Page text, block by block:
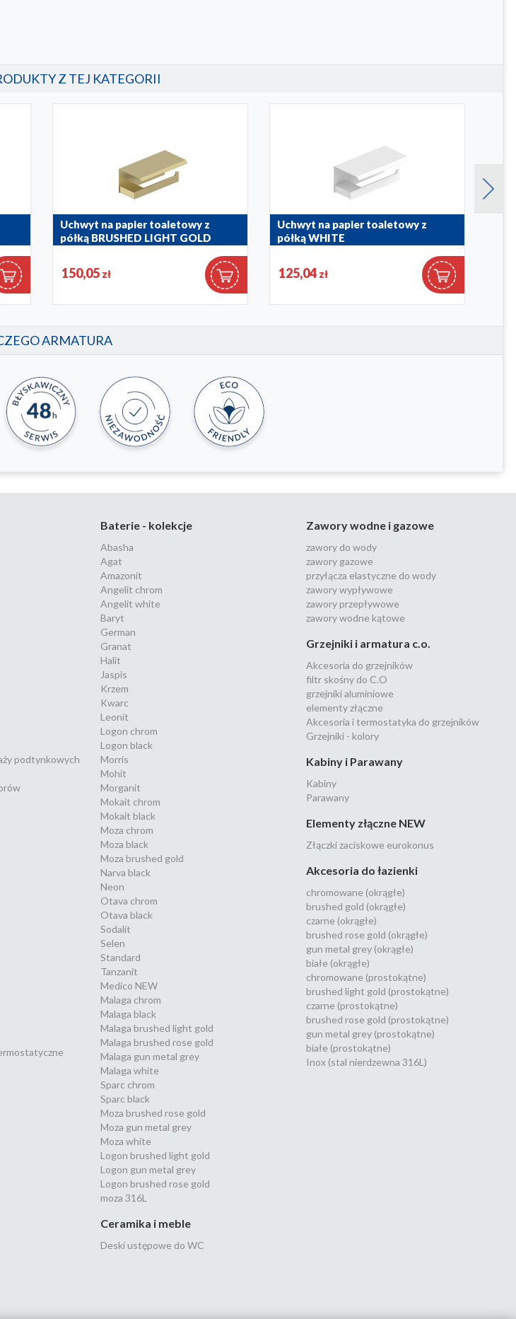
Z TEJ KATEGORII
Uchwyt na papier toaletowy z
półką BRUSHED LIGHT GOLD
150,05 zł
Uchwyt na papier toaletowy z
półką WHITE
125,04 zł
ARMATURA
podtynkowych
Baterie - kolekcje
Abasha
Agat
Amazonit
Angelit chrom
Angelit white
Baryt
German
Granat
Halit
Jaspis
Krzem
Kwarc
Leonit
Logon chrom
Logon black
Morris
Mohit
Morganit
Mokait chrom
Mokait black
Moza chrom
Moza black
Moza brushed gold
Narva black
Neon
Otava chrom
Otava black
Sodalit
Selen
Standard
Tanzanit
Medico NEW
Malaga chrom
Malaga black
Malaga brushed light gold
Malaga brushed rose gold
Malaga gun metal grey
Malaga white
Sparc chrom
Sparc black
Moza brushed rose gold
Moza gun metal grey
Moza white
Logon brushed light gold
Logon gun metal grey
Logon brushed rose gold
moza 316L
Ceramika i meble
Deski ustępowe do WC
Zawory wodne i gazowe
zawory do wody
zawory gazowe
przyłącza elastyczne do wody
zawory wypływowe
zawory przepływowe
zawory wodne kątowe
Grzejniki i armatura c.o.
Akcesoria do grzejników
filtr skośny do C.O
grzejniki aluminiowe
elementy złączne
Akcesoria i termostatyka do grzejników
Grzejniki - kolory
Kabiny i Parawany
Kabiny
Parawany
Elementy złączne NEW
Złączki zaciskowe eurokonus
Akcesoria do łazienki
chromowane (okrągłe)
brushed gold (okrągłe)
czarne (okrągłe)
brushed rose gold (okrągłe)
gun metal grey (okrągłe)
białe (okrągłe)
chromowane (prostokątne)
brushed light gold (prostokątne)
czarne (prostokątne)
brushed rose gold (prostokątne)
gun metal grey (prostokątne)
białe (prostokątne)
Inox (stal nierdzewna 316L)